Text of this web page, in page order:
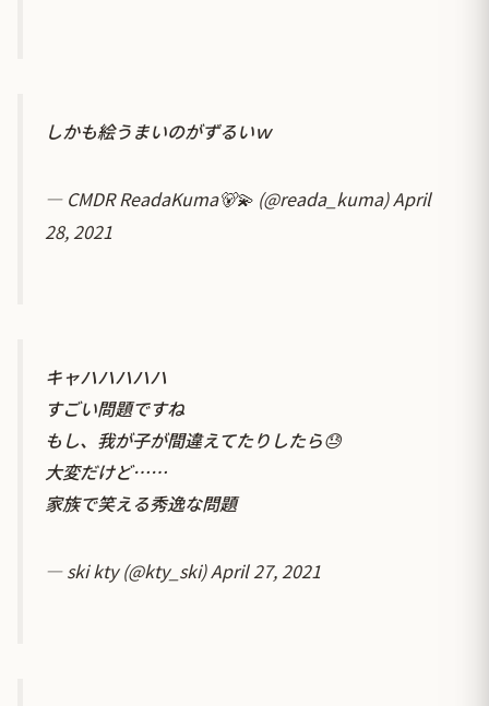
しかも絵うまいのがずるいｗ
— CMDR ReadaKuma🐻💫 (@reada_kuma)April
28, 2021
キャハハハハハ
すごい問題ですね
もし、我が子が間違えてたりしたら😓
大変だけど……
家族で笑える秀逸な問題
— ski kty (@kty_ski)April 27, 2021